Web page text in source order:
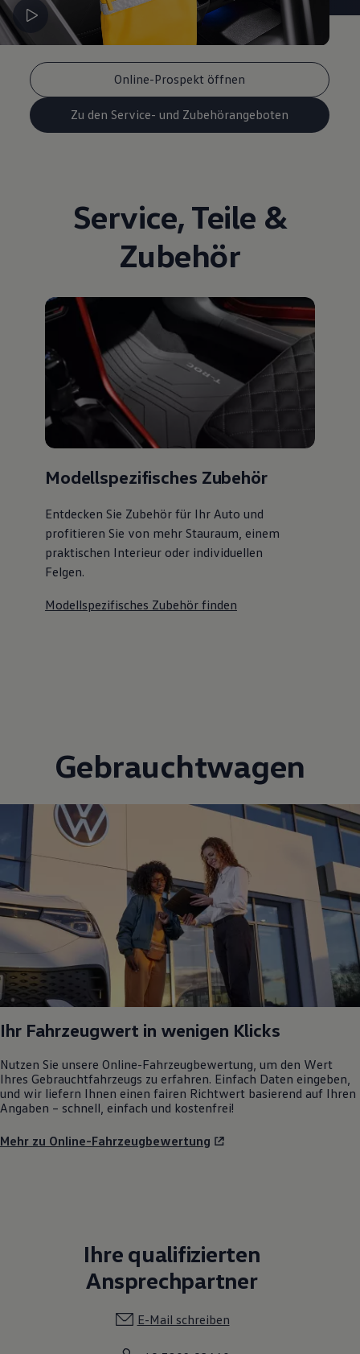
Online-Prospekt öffnen
Zu den Service- und Zubehörangeboten
Service, Teile &
Zubehör
Modellspezifisches Zubehör
Entdecken Sie Zubehör für Ihr Auto und
profitieren Sie von mehr Stauraum, einem
praktischen Interieur oder individuellen
Felgen.
Modellspezifisches Zubehör finden
Gebrauchtwagen
Ihr Fahrzeugwert in wenigen Klicks
Nutzen Sie unsere Online-Fahrzeugbewertung, um den Wert
Ihres Gebrauchtfahrzeugs zu erfahren. Einfach Daten eingeben,
und wir liefern Ihnen einen fairen Richtwert basierend auf Ihren
Angaben – schnell, einfach und kostenfrei!
Mehr zu Online-Fahrzeugbewertung
Ihre qualifizierten
Ansprechpartner
E-Mail schreiben